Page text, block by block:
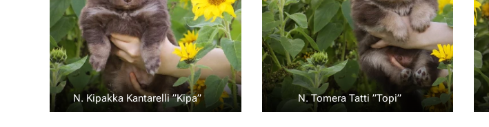
N. Kipakka Kantarelli ”Kipa” 💛 N. Tomera Tatti ”Topi” 💙